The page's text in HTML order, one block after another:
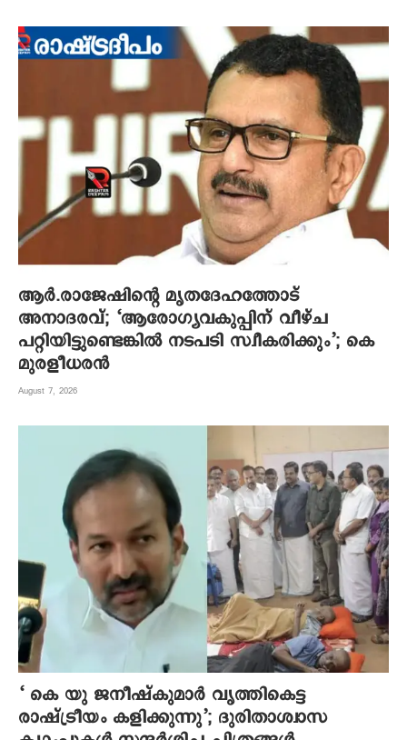
ആര്‍.രാജേഷിന്റെ മൃതദേഹത്തോട്
അനാദരവ്; ‘ആരോഗ്യവകുപ്പിന് വീഴ്ച
പറ്റിയിട്ടുണ്ടെങ്കില്‍ നടപടി സ്വീകരിക്കും’; കെ
മുരളീധരന്‍
August 7, 2026
‘ കെ യു ജനീഷ്‌കുമാര്‍ വൃത്തികെട്ട
രാഷ്ട്രീയം കളിക്കുന്നു’; ദുരിതാശ്വാസ